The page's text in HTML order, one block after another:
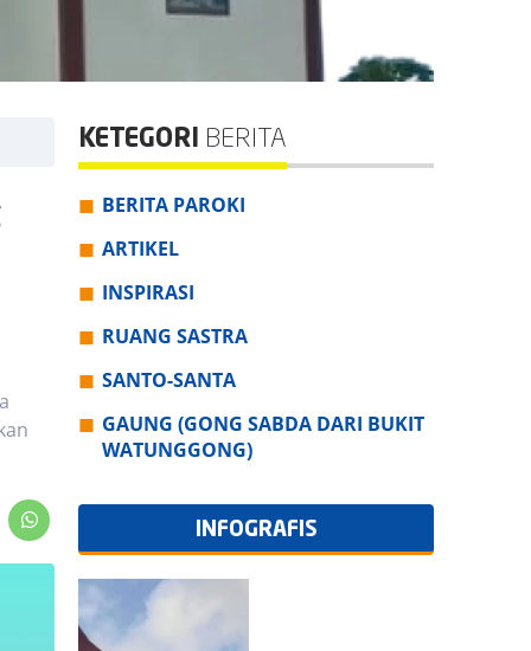
KETEGORI BERITA
BERITA PAROKI
ARTIKEL
INSPIRASI
RUANG SASTRA
SANTO-SANTA
GAUNG (GONG SABDA DARI BUKIT
WATUNGGONG)
INFOGRAFIS